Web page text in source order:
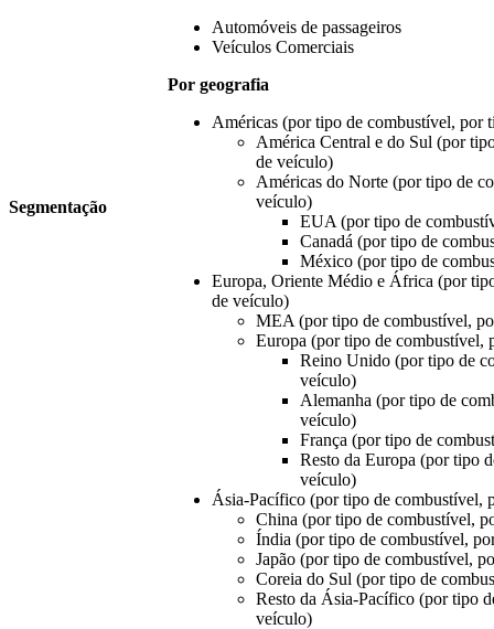
Segmentação
Automóveis de passageiros
Veículos Comerciais
Por geografia
Américas (por tipo de combustível, por
América Central e do Sul (por
de veículo)
Américas do Norte (por tipo de
veículo)
EUA (por tipo de
Canadá (por tipo de
México (por tipo de
Europa, Oriente Médio e África (por
de veículo)
MEA (por tipo de combustível,
Europa (por tipo de combustível,
Reino Unido (por tipo de
veículo)
Alemanha (por tipo de
veículo)
França (por tipo de
Resto da Europa (por tipo
veículo)
Ásia-Pacífico (por tipo de combustível,
China (por tipo de combustível,
Índia (por tipo de combustível,
Japão (por tipo de combustível,
Coreia do Sul (por tipo de
Resto da Ásia-Pacífico (por tipo
veículo)